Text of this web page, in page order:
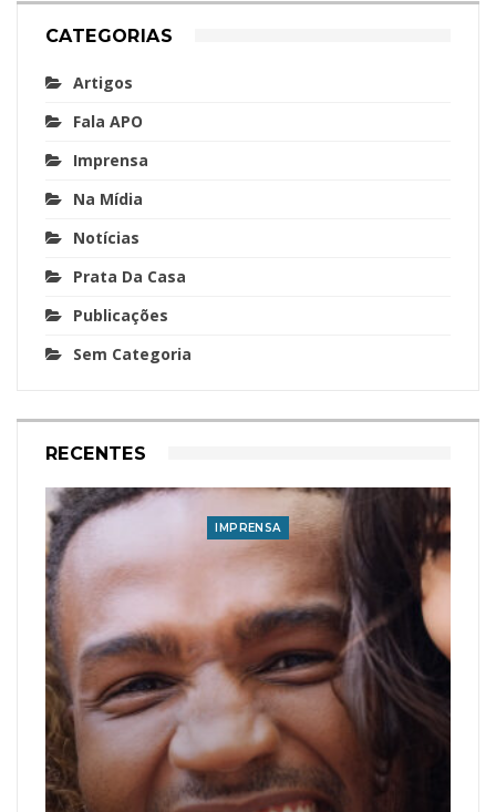
CATEGORIAS
Artigos
Fala APO
Imprensa
Na Mídia
Notícias
Prata Da Casa
Publicações
Sem Categoria
RECENTES
IMPRENSA